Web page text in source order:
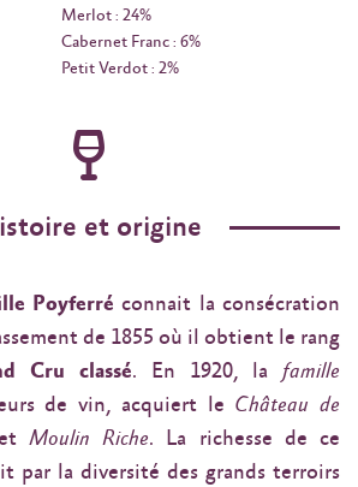
Merlot : 24%
Cabernet Franc : 6%
Petit Verdot : 2%
et origine
Poyferré connait la consécration
de 1855 où il obtient le rang
Cru classé. En 1920, la famille
de vin, acquiert le Château de
Moulin Riche. La richesse de ce
par la diversité des grands terroirs